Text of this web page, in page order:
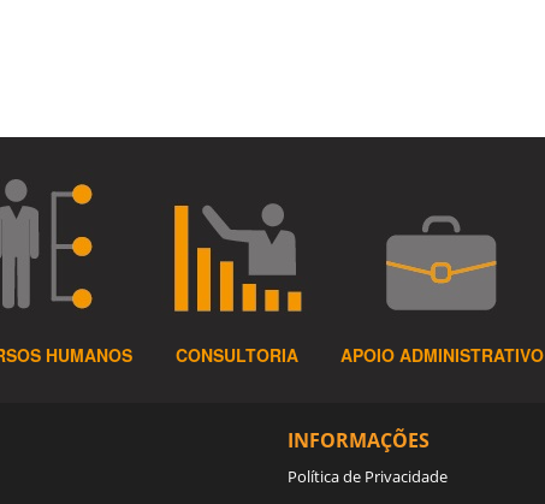
HUMANOS CONSULTORIA APOIO ADMINISTRATIVO
INFORMAÇÕES
Política de Privacidade